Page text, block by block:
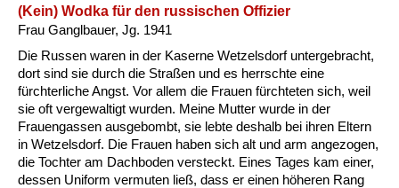
(Kein) Wodka für den russischen Offizier
Frau Ganglbauer, Jg. 1941
Die Russen waren in der Kaserne Wetzelsdorf untergebracht,
dort sind sie durch die Straßen und es herrschte eine
fürchterliche Angst. Vor allem die Frauen fürchteten sich, weil
sie oft vergewaltigt wurden. Meine Mutter wurde in der
Frauengassen ausgebombt, sie lebte deshalb bei ihren Eltern
in Wetzelsdorf. Die Frauen haben sich alt und arm angezogen,
die Tochter am Dachboden versteckt. Eines Tages kam einer,
dessen Uniform vermuten ließ, dass er einen höheren Rang